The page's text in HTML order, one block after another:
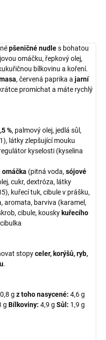
pšeničné nudles bohatou
omáčku, řepkový olej,
bílkovinu a koření.
, červená paprika a jarní
promíchat a máte rychlý
%, palmový olej, jedlá sůl,
látky zlepšující mouku
kyselosti (kyselina
omáčka (pitná voda, sójové
cukr, dextróza, látky
kuřecí tuk, cibule v prášku,
aromata, barviva (karamel,
cibule, kousky kuřecího
stopyceler, korýšů, ryb,
.
g z toho nasycené: 4,6 g
g Bílkoviny: 4,9 g Sůl: 1,9 g